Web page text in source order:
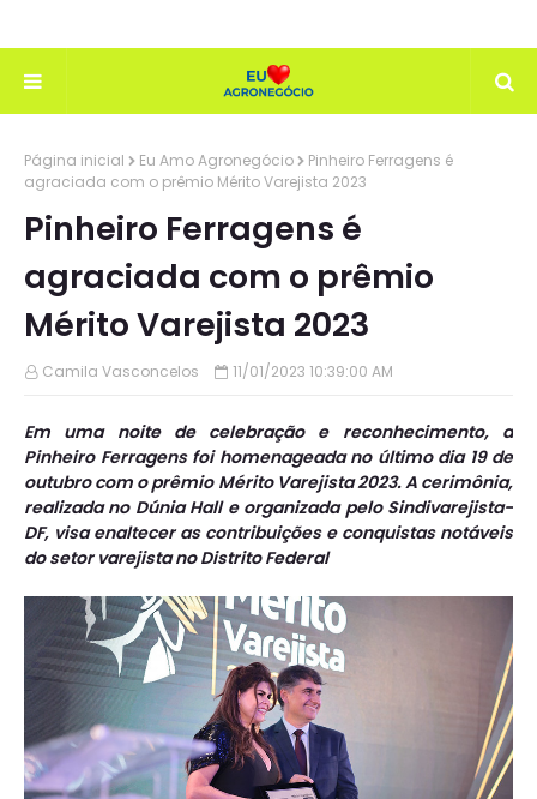
Página inicial Eu Amo Agronegócio
Pinheiro Ferragens é
agraciada com o prêmio Mérito Varejista 2023
Pinheiro Ferragens é
agraciada com o prêmio
Mérito Varejista 2023
Camila Vasconcelos 11/01/2023 10:39:00 AM
Em uma noite de celebração e reconhecimento, a
Pinheiro Ferragens foi homenageada no último dia 19 de
outubro com o prêmio Mérito Varejista 2023. A cerimônia,
realizada no Dúnia Hall e organizada pelo Sindivarejista-
DF, visa enaltecer as contribuições e conquistas notáveis
do setor varejista no Distrito Federal